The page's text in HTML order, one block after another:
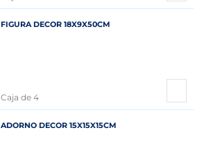
FIGURA DECOR 18X9X50CM
Caja de 4
ADORNO DECOR 15X15X15CM